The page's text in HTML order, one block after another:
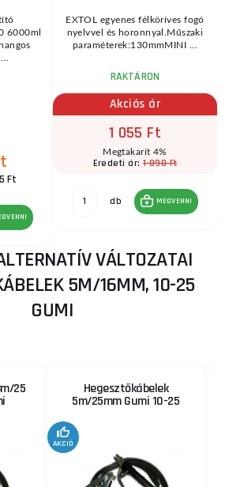
6000ml
Ft
EXTOL egyenes félköríves fogó
nyelvvel és horonnyal.Műszaki
paraméterek:130mmMINI ...
RAKTÁRON
Akciós ár
1 055 Ft
Megtakarít 4%
Eredeti ár:1 090 Ft
db MEGVENNI
VÁLTOZATAI
5M/16MM, 10-25
GUMI
25 Hegesztőkábelek
5m/25mm Gumi 10-25
AKCIÓ